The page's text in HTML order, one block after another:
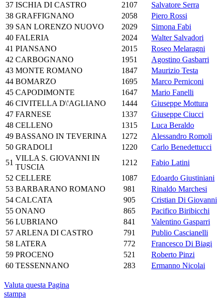
37 ISCHIA DI CASTRO 2107
Salvatore Serra
38 GRAFFIGNANO 2058
Piero Rossi
39 SAN LORENZO NUOVO 2029
Simona Fabi
40 FALERIA 2024
Walter Salvadori
41 PIANSANO 2015
Roseo Melaragni
42 CARBOGNANO 1951
Agostino Gasbarri
43 MONTE ROMANO 1847
Maurizio Testa
44 BOMARZO 1695
Marco Perniconi
45 CAPODIMONTE 1647
Mario Fanelli
46 CIVITELLA D\'AGLIANO 1444
Giuseppe Mottura
47 FARNESE 1337
Giuseppe Ciucci
48 CELLENO 1315
Luca Beraldo
49 BASSANO IN TEVERINA 1272
Alessandro Romoli
50 GRADOLI 1220
Carlo Benedettucci
51
VILLA S. GIOVANNI IN
TUSCIA
1212
Fabio Latini
52 CELLERE 1087
Edoardo Giustiniani
53 BARBARANO ROMANO 981
Rinaldo Marchesi
54 CALCATA 905
Cristian Di Giovanni
55 ONANO 865
Pacifico Biribicchi
56 LUBRIANO 841
Valentino Gasparri
57 ARLENA DI CASTRO 791
Publio Cascianelli
58 LATERA 772
Francesco Di Biagi
59 PROCENO 521
Roberto Pinzi
60 TESSENNANO 283 Ermanno Nicolai
Valuta questa Pagina
stampa